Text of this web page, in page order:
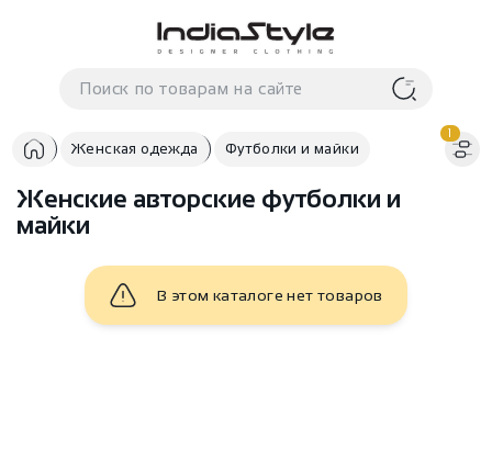
Корзина
В корзиненеттоваров
Женская одежда Футболки и майки
1
Женские авторские футболки и
майки
В этом каталоге нет товаров